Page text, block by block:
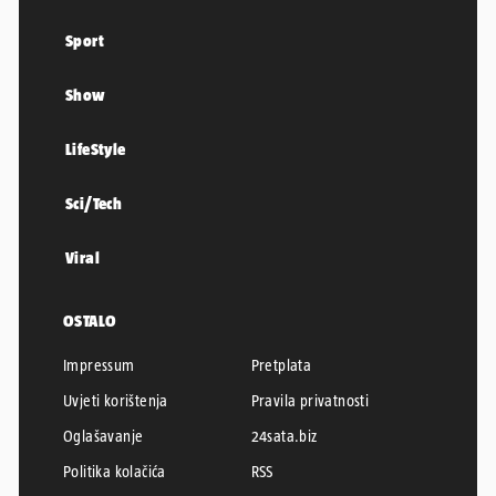
Sport
Show
LifeStyle
Sci/Tech
Viral
OSTALO
Impressum
Pretplata
Uvjeti korištenja
Pravila privatnosti
Oglašavanje
24sata.biz
Politika kolačića
RSS